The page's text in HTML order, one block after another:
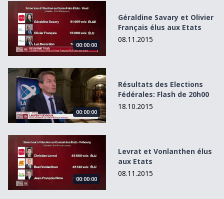
Géraldine Savary et Olivier Français élus aux Etats
00:00:00
Géraldine Savary et Olivier
Français élus aux Etats
08.11.2015
Résultats des Elections Fédérales: Flash de 20h00
00:00:00
Résultats des Elections
Fédérales: Flash de 20h00
18.10.2015
Levrat et Vonlanthen élus aux Etats
00:00:00
Levrat et Vonlanthen élus
aux Etats
08.11.2015